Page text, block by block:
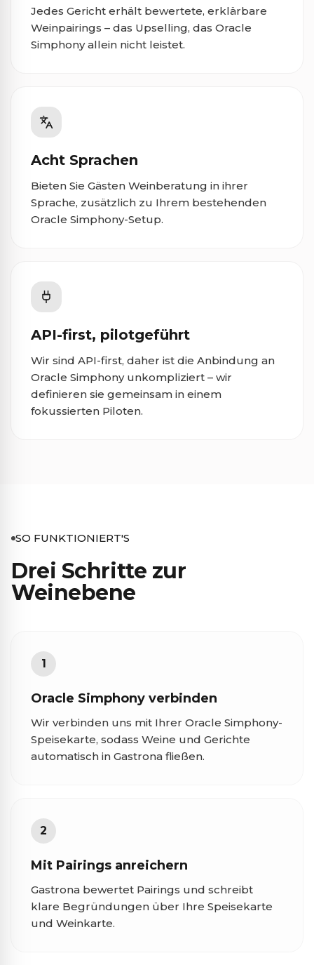
Jedes Gericht erhält bewertete, erklärbare
Weinpairings – das Upselling, das Oracle
Simphony allein nicht leistet.
Acht Sprachen
Bieten Sie Gästen Weinberatung in ihrer
Sprache, zusätzlich zu Ihrem bestehenden
Oracle Simphony-Setup.
API-first, pilotgeführt
Wir sind API-first, daher ist die Anbindung an
Oracle Simphony unkompliziert – wir
definieren sie gemeinsam in einem
fokussierten Piloten.
SO FUNKTIONIERT'S
Drei Schritte zur
Weinebene
1
Oracle Simphony verbinden
Wir verbinden uns mit Ihrer Oracle Simphony-
Speisekarte, sodass Weine und Gerichte
automatisch in Gastrona fließen.
2
Mit Pairings anreichern
Gastrona bewertet Pairings und schreibt
klare Begründungen über Ihre Speisekarte
und Weinkarte.